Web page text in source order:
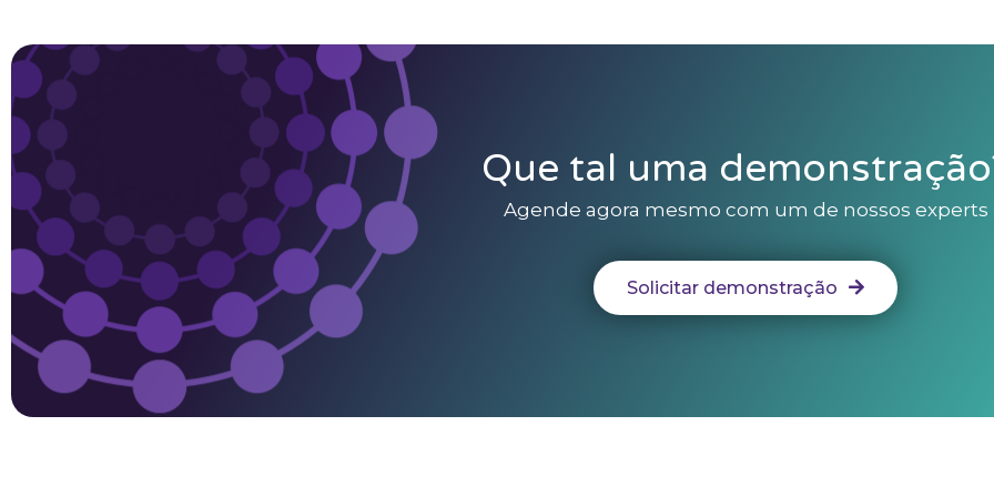
Que tal uma
Agende agora mesmo com um de nossos experts
Solicitar demonstração